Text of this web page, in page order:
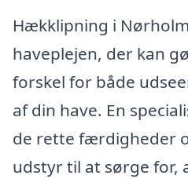
Hækklipning i
haveplejen, der kan
forskel for både
af din have. En
de rette færdigheder
udstyr til at sørge for,